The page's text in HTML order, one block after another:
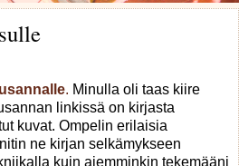
. Minulla oli taas kiire
linkissä on kirjasta
kuvat. Ompelin erilaisia
ne kirjan selkämykseen
kuin aiemminkin tekemääni